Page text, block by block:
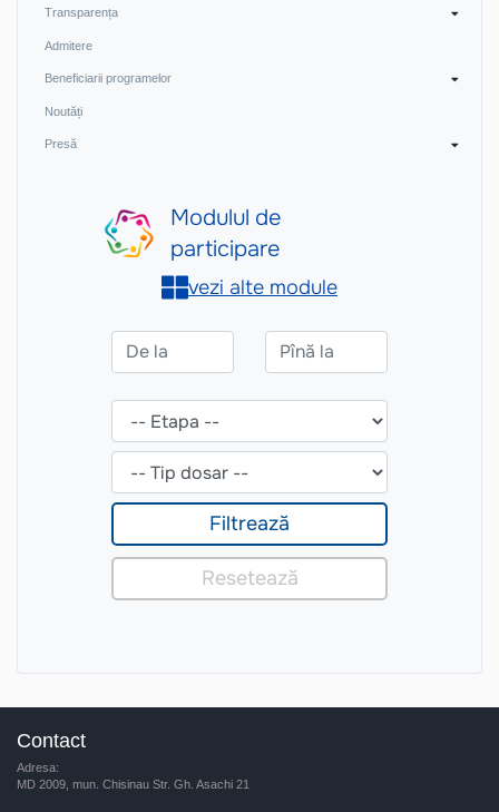
Transparența
Admitere
Beneficiarii programelor
Noutăți
Presă
Contact
Adresa:
MD 2009, mun. Chisinau Str. Gh. Asachi 21